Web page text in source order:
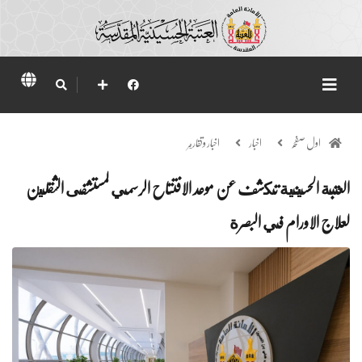
اول صفحہ اخبار اخبار وتقارير
العتبة الحسينية تكشف عن موعد الافتتاح الرسمي لمستشفى الثقلين
لعلاج الاورام في البصرة